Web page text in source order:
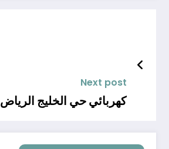
Next post
كهربائي حي الخليج الرياض 0598262587